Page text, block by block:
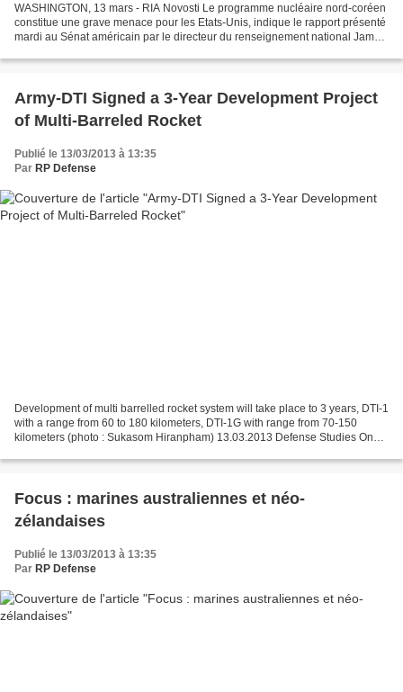
WASHINGTON, 13 mars - RIA Novosti Le programme nucléaire nord-coréen
constitue une grave menace pour les Etats-Unis, indique le rapport présenté
mardi au Sénat américain par le directeur du renseignement national James
Army-DTI Signed a 3-Year Development Project
of Multi-Barreled Rocket
Publié le 13/03/2013 à 13:35
Par RP Defense
Development of multi barrelled rocket system will take place to 3 years, DTI-1
with a range from 60 to 180 kilometers, DTI-1G with range from 70-150
kilometers (photo : Sukasom Hiranpham) 13.03.2013 Defense Studies On
Focus : marines australiennes et néo-
zélandaises
Publié le 13/03/2013 à 13:35
Par RP Defense